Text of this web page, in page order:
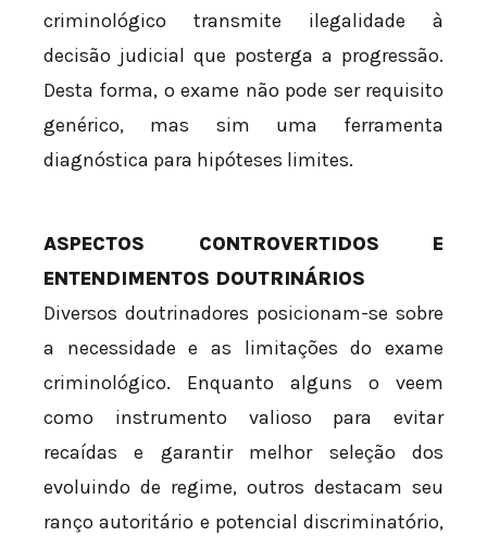
criminológico transmite ilegalidade à
decisão judicial que posterga a progressão.
Desta forma, o exame não pode ser requisito
genérico, mas sim uma ferramenta
diagnóstica para hipóteses limites.
ASPECTOS CONTROVERTIDOS E
ENTENDIMENTOS DOUTRINÁRIOS
Diversos doutrinadores posicionam-se sobre
a necessidade e as limitações do exame
criminológico. Enquanto alguns o veem
como instrumento valioso para evitar
recaídas e garantir melhor seleção dos
evoluindo de regime, outros destacam seu
ranço autoritário e potencial discriminatório,